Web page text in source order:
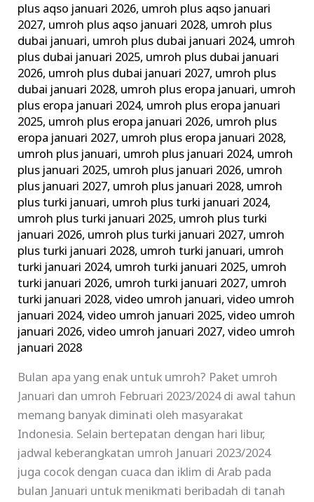
plus aqso januari 2026, umroh plus aqso januari
2027, umroh plus aqso januari 2028, umroh plus
dubai januari, umroh plus dubai januari 2024, umroh
plus dubai januari 2025, umroh plus dubai januari
2026, umroh plus dubai januari 2027, umroh plus
dubai januari 2028, umroh plus eropa januari, umroh
plus eropa januari 2024, umroh plus eropa januari
2025, umroh plus eropa januari 2026, umroh plus
eropa januari 2027, umroh plus eropa januari 2028,
umroh plus januari, umroh plus januari 2024, umroh
plus januari 2025, umroh plus januari 2026, umroh
plus januari 2027, umroh plus januari 2028, umroh
plus turki januari, umroh plus turki januari 2024,
umroh plus turki januari 2025, umroh plus turki
januari 2026, umroh plus turki januari 2027, umroh
plus turki januari 2028, umroh turki januari, umroh
turki januari 2024, umroh turki januari 2025, umroh
turki januari 2026, umroh turki januari 2027, umroh
turki januari 2028,video umroh januari,video umroh
januari 2024,video umroh januari 2025,video umroh
januari 2026,video umroh januari 2027,video umroh
januari 2028
Bulan apa yang enak untuk umroh? Paket umroh
Januari dan umroh Februari 2023/2024 di awal tahun
memang banyak diminati oleh masyarakat
Indonesia. Selain bertepatan dengan hari libur,
jadwal keberangkatan umroh Januari 2023/2024
juga cocok dengan cuaca dan iklim di Arab pada
bulan Januari untuk menikmati beribadah di tanah